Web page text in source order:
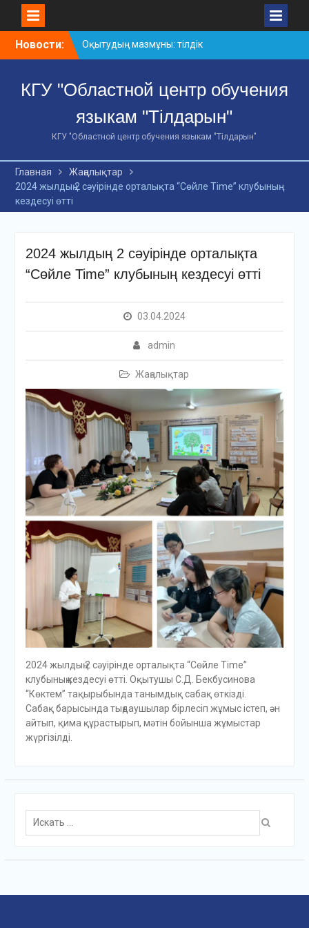
Новости:
Оқытудың мазмұны: тілдік
дағдылар және
стратегиялар
АХМЕТ БАЙТҰРСЫНҰЛЫ
АТЫНДАҒЫ «ҮЗДІК
ОҚЫТУШЫ-2026»
«Мемлекеттік тіл –
Тәуелсіздік символы»
облыстық байқауы
КГУ "Областной центр обучения
языкам "Тілдарын"
КГУ "Областной центр обучения языкам "Тілдарын"
Главная
Жаңалықтар
2024 жылдың 2 сәуірінде орталықта “Сөйле Time” клубының
кездесуі өтті
2024 жылдың 2 сәуірінде орталықта
“Сөйле Time” клубының кездесуі өтті
03.04.2024
admin
Жаңалықтар
2024 жылдың 2 сәуірінде орталықта “Сөйле Time”
клубының кездесуі өтті. Оқытушы С.Д. Бекбусинова
“Көктем” тақырыбында танымдық сабақ өткізді.
Сабақ барысында тыңдаушылар бірлесіп жұмыс істеп, ән
айтып, қима құрастырып, мәтін бойынша жұмыстар
жүргізілді.
Поиск
для: